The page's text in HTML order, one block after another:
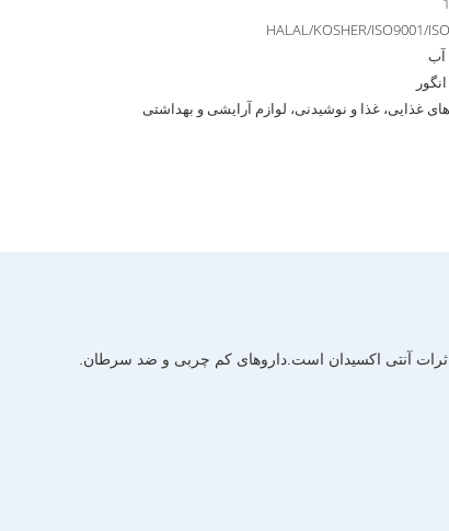
HALAL/KOSHER/ISO9001/
آب
غذایی، غذا و نوشیدنی، لوازم آرایشی و بهداشتی
اثرات آنتی اکسیدان است.داروهای کم چربی و ضد سرطان.